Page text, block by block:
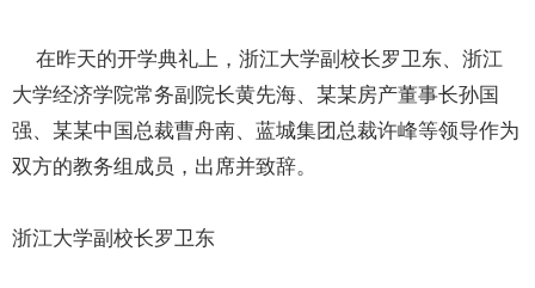
在昨天的开学典礼上，浙江大学副校长罗卫东、浙江
大学经济学院常务副院长黄先海、某某房产董事长孙国
强、某某中国总裁曹舟南、蓝城集团总裁许峰等领导作为
双方的教务组成员，出席并致辞。
浙江大学副校长罗卫东